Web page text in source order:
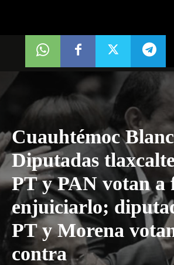
Cuauhtémoc
Diputadas
PT y PAN votan a
enjuiciarlo;
PT y Morena
contra